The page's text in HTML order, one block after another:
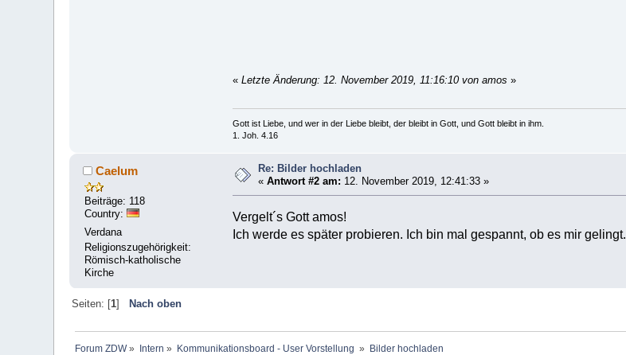
« Letzte Änderung: 12. November 2019, 11:16:10 von amos »
Gott ist Liebe, und wer in der Liebe bleibt, der bleibt in Gott, und Gott bleibt in ihm.
1. Joh. 4.16
Caelum
Beiträge: 118
Country:
Verdana
Religionszugehörigkeit:
Römisch-katholische
Kirche
Re: Bilder hochladen
«Antwort #2 am: 12. November 2019, 12:41:33 »
Vergelt´s Gott amos!
Ich werde es später probieren. Ich bin mal gespannt, ob es mir gelingt.
Seiten: [1] Nach oben
Forum ZDW» Intern » Kommunikationsboard - User Vorstellung » Bilder hochladen